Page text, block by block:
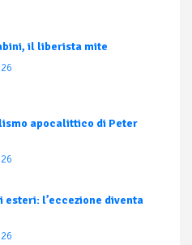
il liberista mite
apocalittico di Peter
esteri: l’eccezione diventa